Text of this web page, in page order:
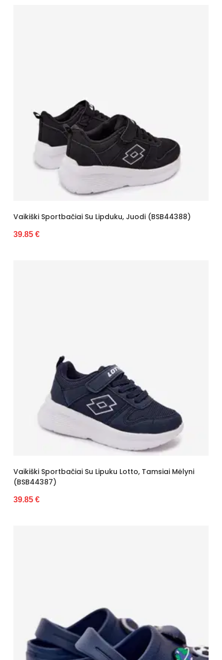
Vaikiški Sportbačiai Su Lipduku, Juodi (BSB44388)
39.85 €
Vaikiški Sportbačiai Su Lipuku Lotto, Tamsiai Mėlyni
(BSB44387)
39.85 €